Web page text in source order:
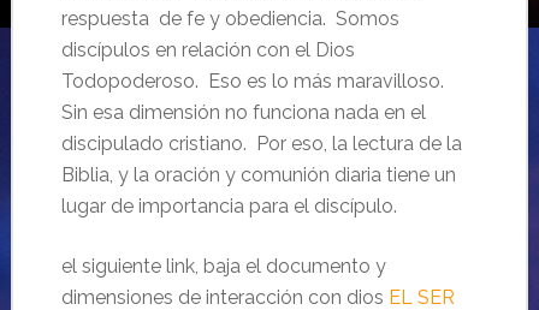
respuesta de fe y obediencia. Somos
discípulos en relación con el Dios
Todopoderoso. Eso es lo más maravilloso.
Sin esa dimensión no funciona nada en el
discipulado cristiano. Por eso, la lectura de la
Biblia, y la oración y comunión diaria tiene un
lugar de importancia para el discípulo.
el siguiente link, baja el documento y
dimensiones de interacción con dios EL SER